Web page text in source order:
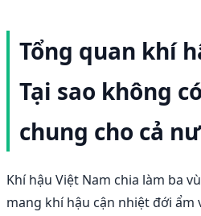
Tổng quan khí
Tại sao không
chung cho cả
Khí hậu Việt Nam chia làm ba
mang khí hậu cận nhiệt đới ẩm